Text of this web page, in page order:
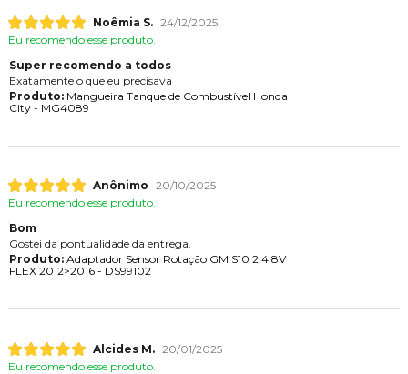
Noêmia S. 24/12/2025
Eu recomendo esse produto.
Super recomendo a todos
Exatamente o que eu precisava
Produto:Mangueira Tanque de Combustível Honda
City - MG4089
Anônimo 20/10/2025
Eu recomendo esse produto.
Bom
Gostei da pontualidade da entrega.
Produto:Adaptador Sensor Rotação GM S10 2.4 8V
FLEX 2012>2016 - DS99102
Alcides M. 20/01/2025
Eu recomendo esse produto.